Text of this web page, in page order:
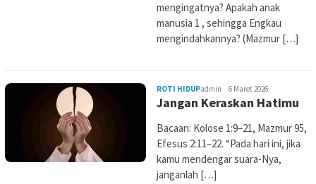
mengingatnya? Apakah anak
manusia 1 , sehingga Engkau
mengindahkannya? (Mazmur […]
ROTI HIDUPadmin 6 Maret 2026
Jangan Keraskan Hatimu
Bacaan: Kolose 1:9–21, Mazmur 95,
Efesus 2:11–22. “Pada hari ini, jika
kamu mendengar suara-Nya,
janganlah […]